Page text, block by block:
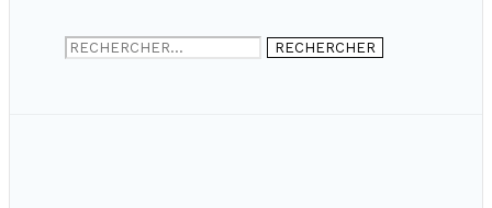
Rechercher :